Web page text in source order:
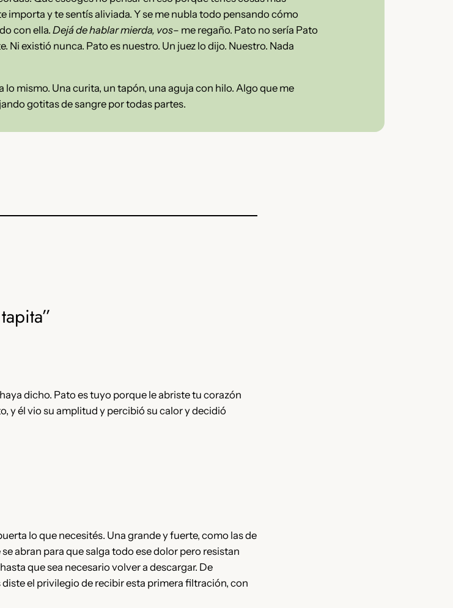
importa y te sentís aliviada. Y se me nubla todo pensando cómo
con ella. Dejá de hablar mierda, vos– me regaño. Pato no sería Pato
Ni existió nunca. Pato es nuestro. Un juez lo dijo. Nuestro. Nada
mismo. Una curita, un tapón, una aguja con hilo. Algo que me
gotitas de sangre por todas partes.
dicho. Pato es tuyo porque le abriste tu corazón
y él vio su amplitud y percibió su calor y decidió
lo que necesités. Una grande y fuerte, como las de
abran para que salga todo ese dolor pero resistan
que sea necesario volver a descargar. De
el privilegio de recibir esta primera filtración, con